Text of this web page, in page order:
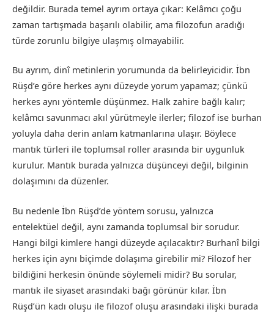
değildir. Burada temel ayrım ortaya çıkar: Kelâmcı çoğu
zaman tartışmada başarılı olabilir, ama filozofun aradığı
türde zorunlu bilgiye ulaşmış olmayabilir.
Bu ayrım, dinî metinlerin yorumunda da belirleyicidir. İbn
Rüşd’e göre herkes aynı düzeyde yorum yapamaz; çünkü
herkes aynı yöntemle düşünmez. Halk zahire bağlı kalır;
kelâmcı savunmacı akıl yürütmeyle ilerler; filozof ise burhan
yoluyla daha derin anlam katmanlarına ulaşır. Böylece
mantık türleri ile toplumsal roller arasında bir uygunluk
kurulur. Mantık burada yalnızca düşünceyi değil, bilginin
dolaşımını da düzenler.
Bu nedenle İbn Rüşd’de yöntem sorusu, yalnızca
entelektüel değil, aynı zamanda toplumsal bir sorudur.
Hangi bilgi kimlere hangi düzeyde açılacaktır? Burhanî bilgi
herkes için aynı biçimde dolaşıma girebilir mi? Filozof her
bildiğini herkesin önünde söylemeli midir? Bu sorular,
mantık ile siyaset arasındaki bağı görünür kılar. İbn
Rüşd’ün kadı oluşu ile filozof oluşu arasındaki ilişki burada